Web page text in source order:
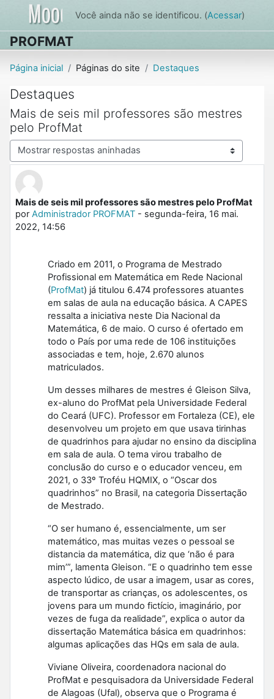
Ir para o conteúdo principal
Você ainda não se identificou. (Acessar)
PROFMAT
Página inicial Páginas do site Destaques
Destaques
Mais de seis mil professores são mestres
pelo ProfMat
Modo de visualização
Mais de seis mil professores são mestres pelo ProfMat
porAdministrador PROFMAT - segunda-feira, 16 mai.
2022, 14:56
Número de respostas: 0
Criado em 2011, o Programa de Mestrado
Profissional em Matemática em Rede Nacional
(ProfMat) já titulou 6.474 professores atuantes
em salas de aula na educação básica. A CAPES
ressalta a iniciativa neste Dia Nacional da
Matemática, 6 de maio. O curso é ofertado em
todo o País por uma rede de 106 instituições
associadas e tem, hoje, 2.670 alunos
matriculados.
Um desses milhares de mestres é Gleison Silva,
ex-aluno do ProfMat pela Universidade Federal
do Ceará (UFC). Professor em Fortaleza (CE), ele
desenvolveu um projeto em que usava tirinhas
de quadrinhos para ajudar no ensino da disciplina
em sala de aula. O tema virou trabalho de
conclusão do curso e o educador venceu, em
2021, o 33º Troféu HQMIX, o “Oscar dos
quadrinhos” no Brasil, na categoria Dissertação
de Mestrado.
“O ser humano é, essencialmente, um ser
matemático, mas muitas vezes o pessoal se
distancia da matemática, diz que ‘não é para
mim’”, lamenta Gleison. “E o quadrinho tem esse
aspecto lúdico, de usar a imagem, usar as cores,
de transportar as crianças, os adolescentes, os
jovens para um mundo fictício, imaginário, por
vezes de fuga da realidade”, explica o autor da
dissertação Matemática básica em quadrinhos:
algumas aplicações das HQs em sala de aula.
Viviane Oliveira, coordenadora nacional do
ProfMat e pesquisadora da Universidade Federal
de Alagoas (Ufal), observa que o Programa é